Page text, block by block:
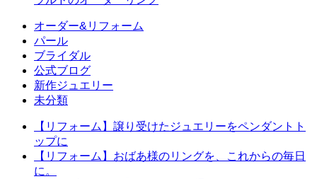
オーダー&リフォーム
パール
ブライダル
公式ブログ
新作ジュエリー
未分類
【リフォーム】譲り受けたジュエリーをペンダントト
ップに
【リフォーム】おばあ様のリングを、これからの毎日
に。